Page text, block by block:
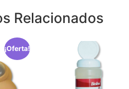
Relacionados
¡Oferta!